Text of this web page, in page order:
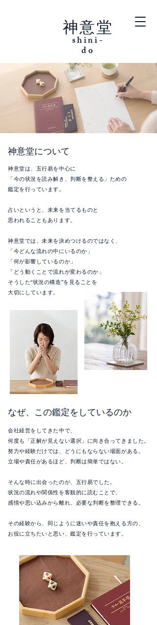
神意堂
shini-
do
神意堂について
神意堂は、五行易を中心に
「今の状況を読み解き、判断を整える」ための
鑑定を行っています。
占いというと、未来を当てるものと
思われることもあります。
神意堂では、未来を決めつけるのではなく、
「今どんな流れの中にいるのか」
「何が影響しているのか」
「どう動くことで流れが変わるのか」
そうした“状況の構造”を見ることを
大切にしています。
なぜ、この鑑定をしているのか
会社経営をしてきた中で、
何度も「正解が見えない選択」に向き合ってきました。
努力や経験だけでは、どうにもならない場面がある。
立場や責任があるほど、判断は簡単ではない。
そんな時に出会ったのが、五行易でした。
状況の流れや関係性を客観的に読むことで、
感情や思い込みから離れ、必要な判断を整理できる。
その経験から、同じように迷いや責任を抱える方の、
お役に立ちたいと思い、鑑定を行っています。